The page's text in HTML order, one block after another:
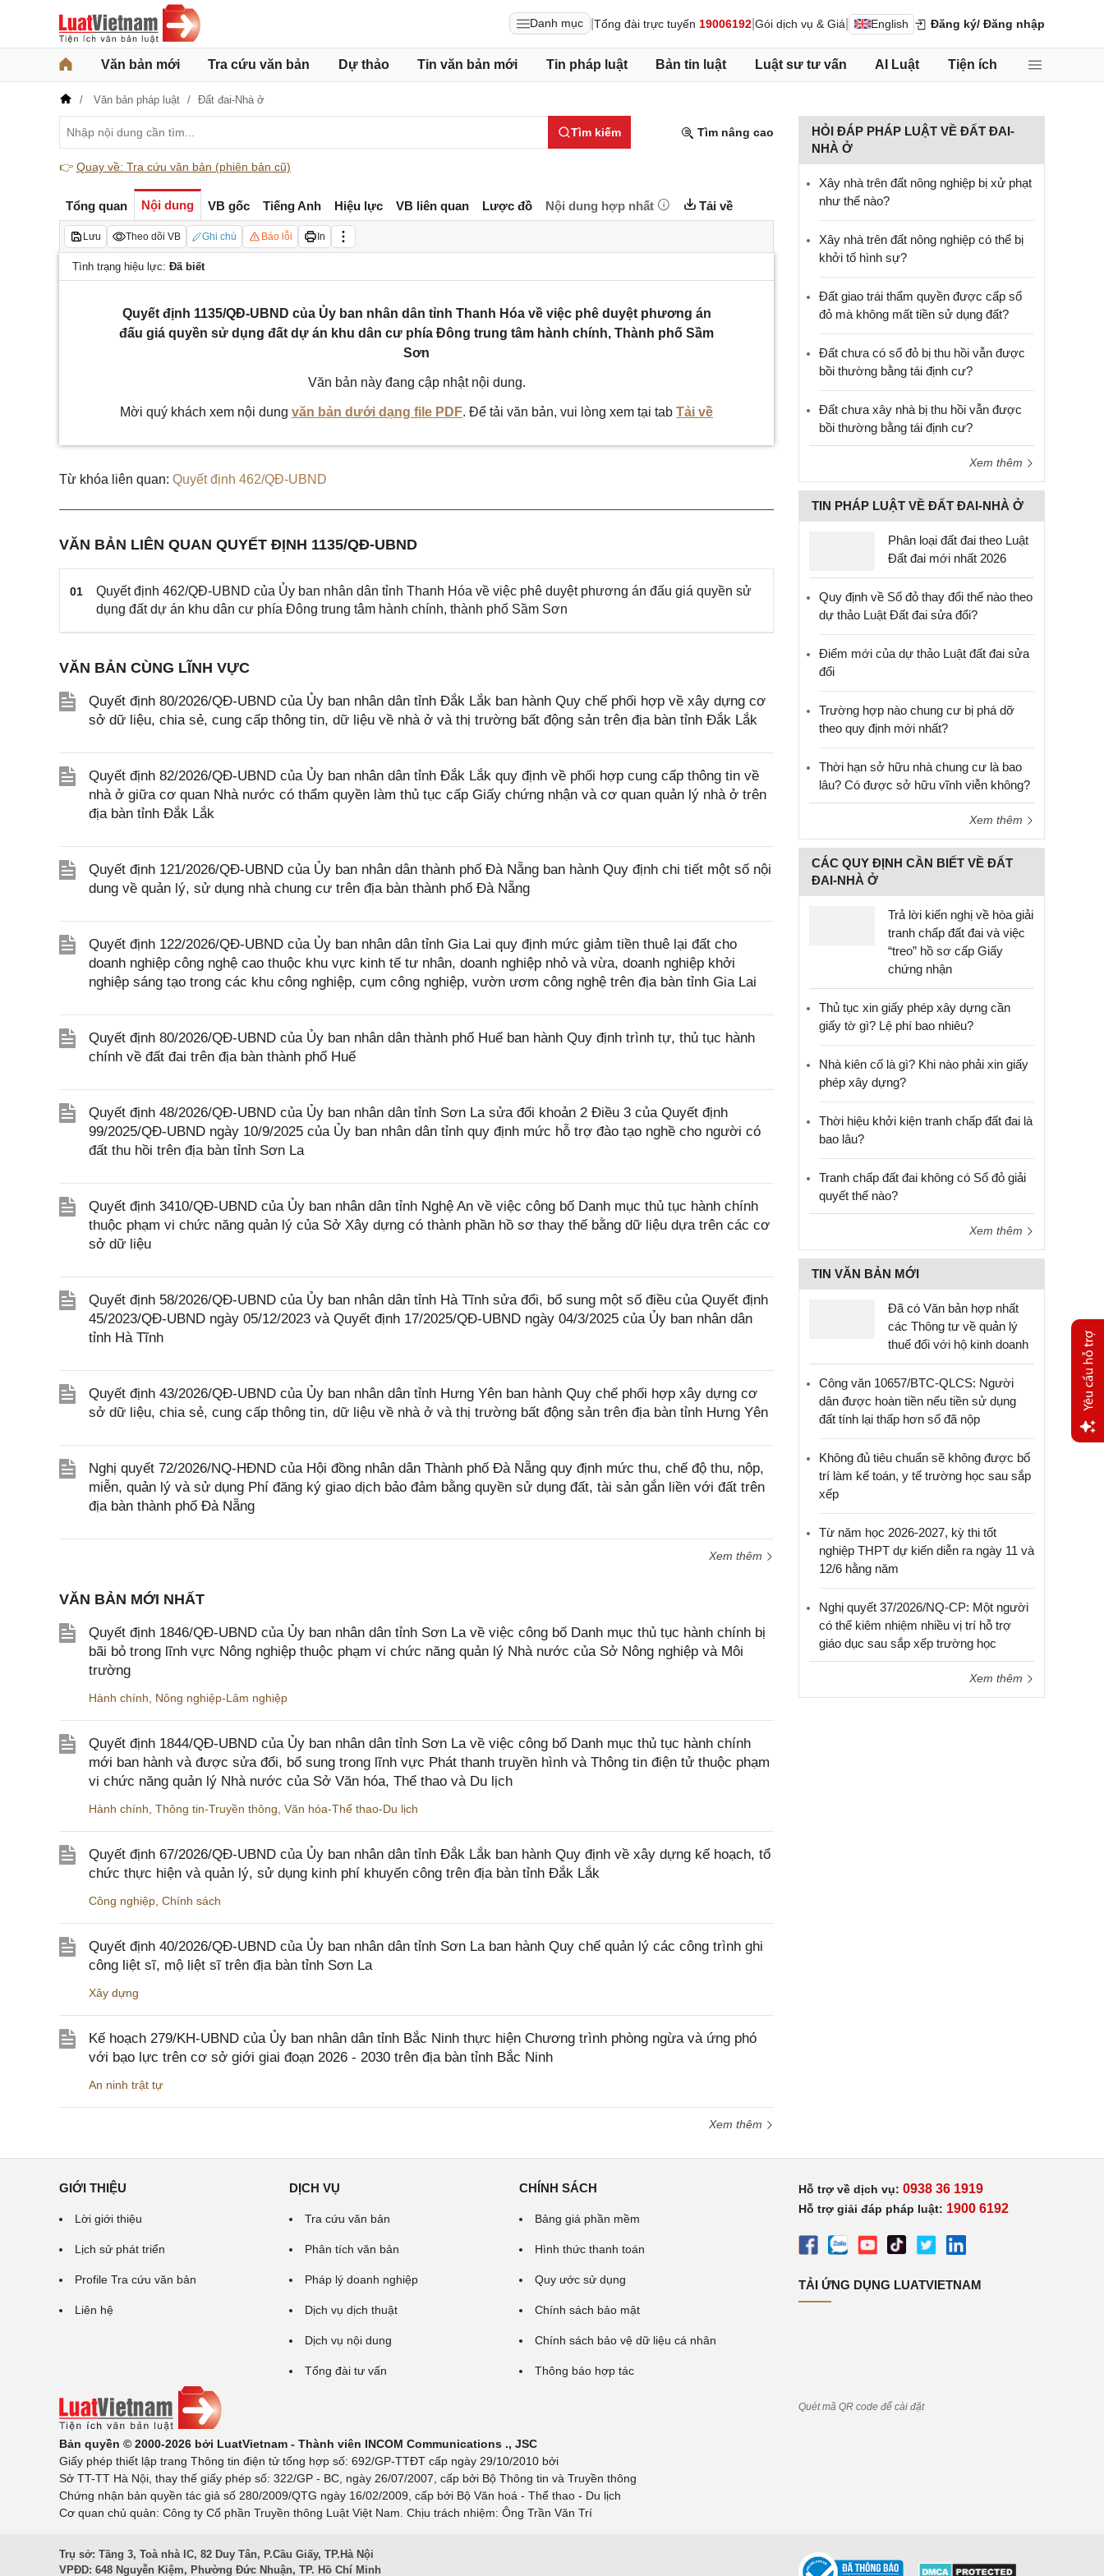
Danh mục Tổng đài trực tuyến 19006192 Gói dịch vụ & Giá English Đăng ký/ Đăng nhập
Văn bản mới Tra cứu văn bản Dự thảo Tin văn bản mới Tin pháp luật Bản tin luật Luật sư tư vấn AI Luật Tiện ích
Văn bản pháp luật Đất đai-Nhà ở
Tìm kiếm Tìm nâng cao
👉 Quay về: Tra cứu văn bản (phiên bản cũ)
Tổng quan Nội dung VB gốc Tiếng Anh Hiệu lực VB liên quan Lược đồ Nội dung hợp nhất Tải về
Lưu Theo dõi VB Ghi chú Báo lỗi In
Tình trạng hiệu lực: Đã biết
Quyết định 1135/QĐ-UBND của Ủy ban nhân dân tỉnh Thanh Hóa về việc phê duyệt phương án
đấu giá quyền sử dụng đất dự án khu dân cư phía Đông trung tâm hành chính, Thành phố Sầm
Sơn
Văn bản này đang cập nhật nội dung.
Mời quý khách xem nội dung văn bản dưới dạng file PDF. Để tải văn bản, vui lòng xem tại tab Tải về
Từ khóa liên quan: Quyết định 462/QĐ-UBND
VĂN BẢN LIÊN QUAN QUYẾT ĐỊNH 1135/QĐ-UBND
01
Quyết định 462/QĐ-UBND của Ủy ban nhân dân tỉnh Thanh Hóa về việc phê duyệt phương án đấu giá quyền sử
dụng đất dự án khu dân cư phía Đông trung tâm hành chính, thành phố Sầm Sơn
VĂN BẢN CÙNG LĨNH VỰC
Quyết định 80/2026/QĐ-UBND của Ủy ban nhân dân tỉnh Đắk Lắk ban hành Quy chế phối hợp về xây dựng cơ
sở dữ liệu, chia sẻ, cung cấp thông tin, dữ liệu về nhà ở và thị trường bất động sản trên địa bàn tỉnh Đắk Lắk
Quyết định 82/2026/QĐ-UBND của Ủy ban nhân dân tỉnh Đắk Lắk quy định về phối hợp cung cấp thông tin về
nhà ở giữa cơ quan Nhà nước có thẩm quyền làm thủ tục cấp Giấy chứng nhận và cơ quan quản lý nhà ở trên
địa bàn tỉnh Đắk Lắk
Quyết định 121/2026/QĐ-UBND của Ủy ban nhân dân thành phố Đà Nẵng ban hành Quy định chi tiết một số nội
dung về quản lý, sử dụng nhà chung cư trên địa bàn thành phố Đà Nẵng
Quyết định 122/2026/QĐ-UBND của Ủy ban nhân dân tỉnh Gia Lai quy định mức giảm tiền thuê lại đất cho
doanh nghiệp công nghệ cao thuộc khu vực kinh tế tư nhân, doanh nghiệp nhỏ và vừa, doanh nghiệp khởi
nghiệp sáng tạo trong các khu công nghiệp, cụm công nghiệp, vườn ươm công nghệ trên địa bàn tỉnh Gia Lai
Quyết định 80/2026/QĐ-UBND của Ủy ban nhân dân thành phố Huế ban hành Quy định trình tự, thủ tục hành
chính về đất đai trên địa bàn thành phố Huế
Quyết định 48/2026/QĐ-UBND của Ủy ban nhân dân tỉnh Sơn La sửa đổi khoản 2 Điều 3 của Quyết định
99/2025/QĐ-UBND ngày 10/9/2025 của Ủy ban nhân dân tỉnh quy định mức hỗ trợ đào tạo nghề cho người có
đất thu hồi trên địa bàn tỉnh Sơn La
Quyết định 3410/QĐ-UBND của Ủy ban nhân dân tỉnh Nghệ An về việc công bố Danh mục thủ tục hành chính
thuộc phạm vi chức năng quản lý của Sở Xây dựng có thành phần hồ sơ thay thế bằng dữ liệu dựa trên các cơ
sở dữ liệu
Quyết định 58/2026/QĐ-UBND của Ủy ban nhân dân tỉnh Hà Tĩnh sửa đổi, bổ sung một số điều của Quyết định
45/2023/QĐ-UBND ngày 05/12/2023 và Quyết định 17/2025/QĐ-UBND ngày 04/3/2025 của Ủy ban nhân dân
tỉnh Hà Tĩnh
Quyết định 43/2026/QĐ-UBND của Ủy ban nhân dân tỉnh Hưng Yên ban hành Quy chế phối hợp xây dựng cơ
sở dữ liệu, chia sẻ, cung cấp thông tin, dữ liệu về nhà ở và thị trường bất động sản trên địa bàn tỉnh Hưng Yên
Nghị quyết 72/2026/NQ-HĐND của Hội đồng nhân dân Thành phố Đà Nẵng quy định mức thu, chế độ thu, nộp,
miễn, quản lý và sử dụng Phí đăng ký giao dịch bảo đảm bằng quyền sử dụng đất, tài sản gắn liền với đất trên
địa bàn thành phố Đà Nẵng
Xem thêm
VĂN BẢN MỚI NHẤT
Quyết định 1846/QĐ-UBND của Ủy ban nhân dân tỉnh Sơn La về việc công bố Danh mục thủ tục hành chính bị
bãi bỏ trong lĩnh vực Nông nghiệp thuộc phạm vi chức năng quản lý Nhà nước của Sở Nông nghiệp và Môi
trường
Hành chính Nông nghiệp-Lâm nghiệp
Quyết định 1844/QĐ-UBND của Ủy ban nhân dân tỉnh Sơn La về việc công bố Danh mục thủ tục hành chính
mới ban hành và được sửa đổi, bổ sung trong lĩnh vực Phát thanh truyền hình và Thông tin điện tử thuộc phạm
vi chức năng quản lý Nhà nước của Sở Văn hóa, Thể thao và Du lịch
Hành chính Thông tin-Truyền thông Văn hóa-Thể thao-Du lịch
Quyết định 67/2026/QĐ-UBND của Ủy ban nhân dân tỉnh Đắk Lắk ban hành Quy định về xây dựng kế hoạch, tổ
chức thực hiện và quản lý, sử dụng kinh phí khuyến công trên địa bàn tỉnh Đắk Lắk
Công nghiệp Chính sách
Quyết định 40/2026/QĐ-UBND của Ủy ban nhân dân tỉnh Sơn La ban hành Quy chế quản lý các công trình ghi
công liệt sĩ, mộ liệt sĩ trên địa bàn tỉnh Sơn La
Xây dựng
Kế hoạch 279/KH-UBND của Ủy ban nhân dân tỉnh Bắc Ninh thực hiện Chương trình phòng ngừa và ứng phó
với bạo lực trên cơ sở giới giai đoạn 2026 - 2030 trên địa bàn tỉnh Bắc Ninh
An ninh trật tự
Xem thêm
HỎI ĐÁP PHÁP LUẬT VỀ ĐẤT ĐAI-
NHÀ Ở
Xây nhà trên đất nông nghiệp bị xử phạt
như thế nào?
Xây nhà trên đất nông nghiệp có thể bị
khởi tố hình sự?
Đất giao trái thẩm quyền được cấp sổ
đỏ mà không mất tiền sử dụng đất?
Đất chưa có sổ đỏ bị thu hồi vẫn được
bồi thường bằng tái định cư?
Đất chưa xây nhà bị thu hồi vẫn được
bồi thường bằng tái định cư?
Xem thêm
TIN PHÁP LUẬT VỀ ĐẤT ĐAI-NHÀ Ở
Phân loại đất đai theo Luật
Đất đai mới nhất 2026
Quy định về Sổ đỏ thay đổi thế nào theo
dự thảo Luật Đất đai sửa đổi?
Điểm mới của dự thảo Luật đất đai sửa
đổi
Trường hợp nào chung cư bị phá dỡ
theo quy định mới nhất?
Thời hạn sở hữu nhà chung cư là bao
lâu? Có được sở hữu vĩnh viễn không?
Xem thêm
CÁC QUY ĐỊNH CẦN BIẾT VỀ ĐẤT
ĐAI-NHÀ Ở
Trả lời kiến nghị về hòa giải
tranh chấp đất đai và việc
“treo” hồ sơ cấp Giấy
chứng nhận
Thủ tục xin giấy phép xây dựng cần
giấy tờ gì? Lệ phí bao nhiêu?
Nhà kiên cố là gì? Khi nào phải xin giấy
phép xây dựng?
Thời hiệu khởi kiện tranh chấp đất đai là
bao lâu?
Tranh chấp đất đai không có Sổ đỏ giải
quyết thế nào?
Xem thêm
TIN VĂN BẢN MỚI
Đã có Văn bản hợp nhất
các Thông tư về quản lý
thuế đối với hộ kinh doanh
Công văn 10657/BTC-QLCS: Người
dân được hoàn tiền nếu tiền sử dụng
đất tính lại thấp hơn số đã nộp
Không đủ tiêu chuẩn sẽ không được bố
trí làm kế toán, y tế trường học sau sắp
xếp
Từ năm học 2026-2027, kỳ thi tốt
nghiệp THPT dự kiến diễn ra ngày 11 và
12/6 hằng năm
Nghị quyết 37/2026/NQ-CP: Một người
có thể kiêm nhiệm nhiều vị trí hỗ trợ
giáo dục sau sắp xếp trường học
Xem thêm
GIỚI THIỆU
Lời giới thiệu
Lịch sử phát triển
Profile Tra cứu văn bản
Liên hệ
DỊCH VỤ
Tra cứu văn bản
Phân tích văn bản
Pháp lý doanh nghiệp
Dịch vụ dịch thuật
Dịch vụ nội dung
Tổng đài tư vấn
CHÍNH SÁCH
Bảng giá phần mềm
Hình thức thanh toán
Quy ước sử dụng
Chính sách bảo mật
Chính sách bảo vệ dữ liệu cá nhân
Thông báo hợp tác
Bản quyền © 2000-2026 bởi LuatVietnam - Thành viên INCOM Communications ., JSC
Giấy phép thiết lập trang Thông tin điện tử tổng hợp số: 692/GP-TTĐT cấp ngày 29/10/2010 bởi
Sở TT-TT Hà Nội, thay thế giấy phép số: 322/GP - BC, ngày 26/07/2007, cấp bởi Bộ Thông tin và Truyền thông
Chứng nhận bản quyền tác giả số 280/2009/QTG ngày 16/02/2009, cấp bởi Bộ Văn hoá - Thể thao - Du lịch
Cơ quan chủ quản: Công ty Cổ phần Truyền thông Luật Việt Nam. Chịu trách nhiệm: Ông Trần Văn Trí
Hỗ trợ về dịch vụ: 0938 36 1919
Hỗ trợ giải đáp pháp luật: 1900 6192
TẢI ỨNG DỤNG LUATVIETNAM
Quét mã QR code để cài đặt
Trụ sở: Tầng 3, Toà nhà IC, 82 Duy Tân, P.Cầu Giấy, TP.Hà Nội
VPĐD: 648 Nguyễn Kiệm, Phường Đức Nhuận, TP. Hồ Chí Minh